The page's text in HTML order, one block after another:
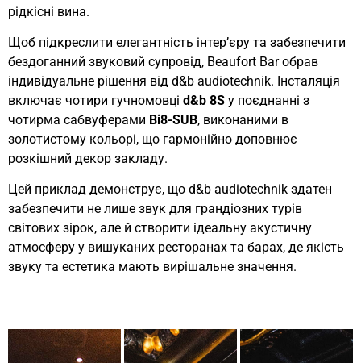
рідкісні вина.
Щоб підкреслити елегантність інтер’єру та забезпечити
бездоганний звуковий супровід, Beaufort Bar обрав
індивідуальне рішення від d&b audiotechnik. Інсталяція
включає чотири гучномовці d&b 8S у поєднанні з
чотирма сабвуферами Bi8-SUB, виконаними в
золотистому кольорі, що гармонійно доповнює
розкішний декор закладу.
Цей приклад демонструє, що d&b audiotechnik здатен
забезпечити не лише звук для грандіозних турів
світових зірок, але й створити ідеальну акустичну
атмосферу у вишуканих ресторанах та барах, де якість
звуку та естетика мають вирішальне значення.